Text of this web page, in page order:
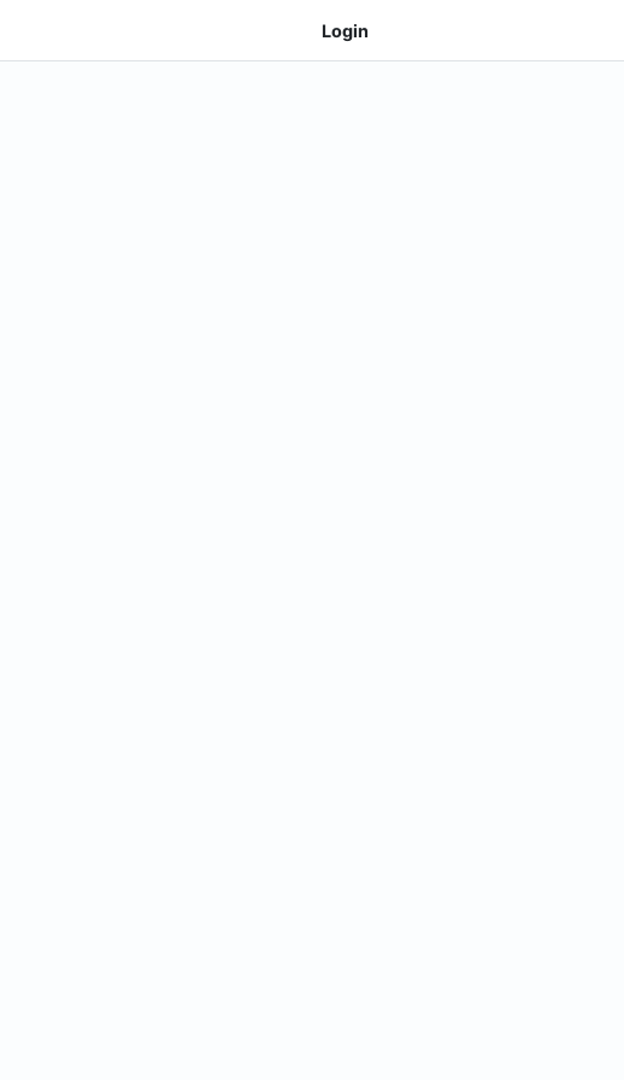
Login